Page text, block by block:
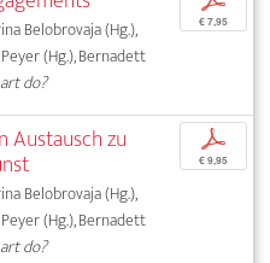
Belobrovaja (Hg.),
(Hg.), Bernadett
do?
€ 7,95
Austausch zu
Belobrovaja (Hg.),
(Hg.), Bernadett
do?
p
€ 9,95